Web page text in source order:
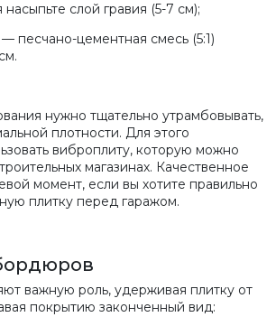
слой гравия (5-7 см);
песчано-цементная смесь (5:1)
нужно тщательно утрамбовывать,
плотности. Для этого
виброплиту, которую можно
магазинах. Качественное
момент, если вы хотите правильно
плитку перед гаражом.
важную роль, удерживая плитку от
покрытию законченный вид: